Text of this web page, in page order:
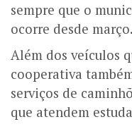
sempre que o
ocorre desde março.
Além dos veículos
cooperativa
serviços de
que atendem